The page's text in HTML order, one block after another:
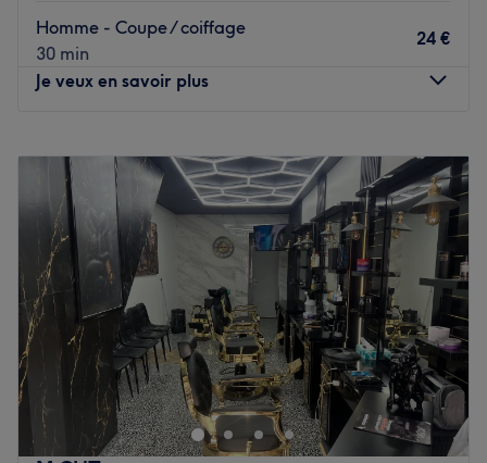
Homme - Coupe / coiffage
30 min
24 €
Je veux en savoir plus
Mardi
Fermé
Mercredi
09:30–19:00
Jeudi
09:30 –19:00
Vendredi
09:30 –19:00
Samedi
09:30–19:00
Dimanche
Fermé
Installé à Étaples, venez découvrir le salon de coiffure
Will ! Vous profiterez d'un agréable moment dans un lieu
joliment décoré où vous vous sentirez bien. Will vous
reçoit avec le sourire pour vous proposer des prestations
personnalisées tout en répondant à vos besoins, afin de